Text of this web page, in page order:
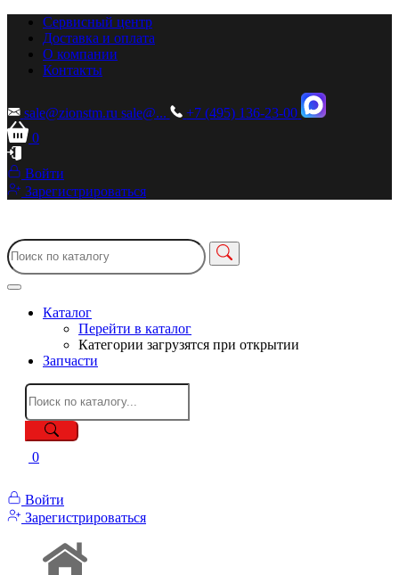
Сервисный центр
Доставка и оплата
О компании
Контакты
sale@zionstm.ru sale@...
+7 (495) 136-23-00
0
Войти
Зарегистрироваться
Каталог
Перейти в каталог
Категории загрузятся при открытии
Запчасти
0
Войти
Зарегистрироваться